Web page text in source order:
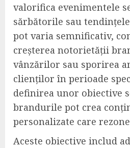
valorifica evenimentele
sărbătorile sau
pot varia semnificativ,
creșterea notorietății
vânzărilor sau sporirea
clienților în perioade
definirea unor obiective
brandurile pot crea
personalizate care
Aceste obiective includ